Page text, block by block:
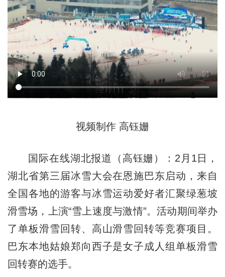
视频制作 高钰姗
国际在线湖北报道（高钰姗）：2月1日，
湖北省第三届冰雪大会在恩施巴东启动，来自
全国各地的游客与冰雪运动爱好者汇聚绿葱坡
滑雪场，上演“雪上速度与激情”。活动期间举办
了单板滑雪回转、高山滑雪回转等竞赛项目。
巴东本地姑娘郑向西子是女子成人组单板滑雪
回转赛的选手。